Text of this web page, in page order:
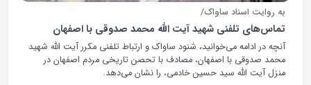
به روایت اسناد ساواک/
تماس‌های تلفنی شهید آیت الله محمد صدوقی با اصفهان
آنچه در ادامه می‌خوانید، شنود ساواک و ارتباط تلفنی مکرر آیت الله شهید
محمد صدوقی با اصفهان، مصادف با تحصن تاریخی مردم اصفهان در
منزل آیت الله سید حسین خادمی، را نشان می‌دهد.